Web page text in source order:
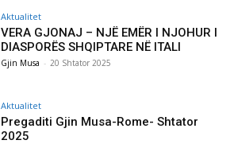
Aktualitet
VERA GJONAJ – NJË EMËR I NJOHUR I
DIASPORËS SHQIPTARE NË ITALI
Gjin Musa - 20 Shtator 2025
Aktualitet
Pregaditi Gjin Musa-Rome- Shtator
2025